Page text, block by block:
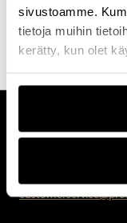
sivustoamme.
tietoja muihin
kerätty, kun olet
CUSTOMERCARE